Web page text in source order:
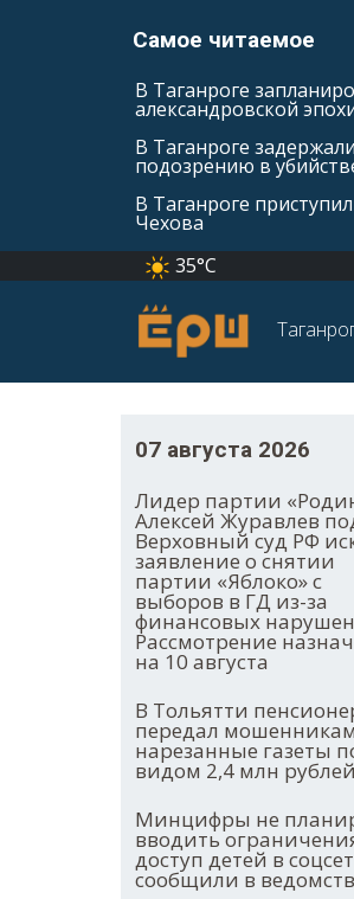
Самое читаемое
В Таганроге
александровской
В Таганроге
подозрению в
В Таганроге
Чехова
35°C
07 августа 2026
Лидер партии
Алексей Журавлев
Верховный суд РФ
заявление о снятии
партии «Яблоко» с
выборов в ГД из-за
финансовых
Рассмотрение
на 10 августа
В Тольятти
передал мошенникам
нарезанные газеты
видом 2,4 млн рублей
Минцифры не
вводить
доступ детей в
сообщили в